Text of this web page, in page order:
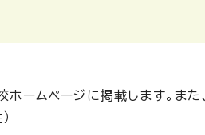
ームページに掲載します。また、